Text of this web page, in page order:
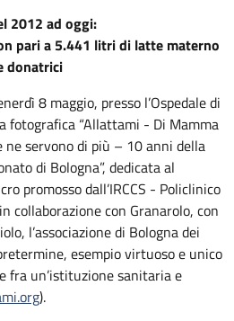
2012 ad oggi:
pari a 5.441 litri di latte materno
donatrici
8 maggio, presso l’Ospedale di
fotografica “Allattami - Di Mamma
ne servono di più – 10 anni della
di Bologna”, dedicata al
promosso dall’IRCCS - Policlinico
collaborazione con Granarolo, con
l’associazione di Bologna dei
esempio virtuoso e unico
fra un’istituzione sanitaria e
).